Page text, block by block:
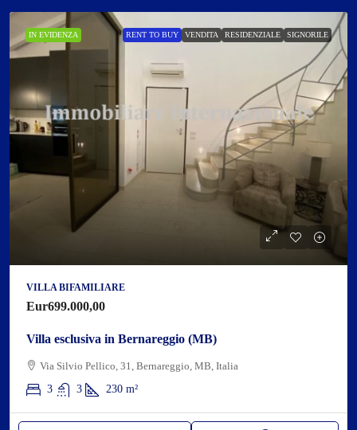
IN EVIDENZA RENT TO BUY VENDITA RESIDENZIALE SIGNORILE
VILLA BIFAMILIARE
Eur699.000,00
Villa esclusiva in Bernareggio (MB)
Via Silvio Pellico, 31, Bernareggio, MB, Italia
3
3 230 m²